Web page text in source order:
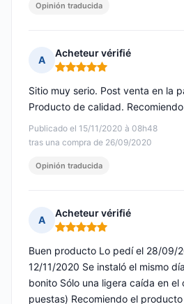
Opinión traducida
A
Acheteur vérifié
Nota: 5 de 5
Publicado el 15/11/2020 à 08h48
tras una compra de 26/09/2020
Sitio muy serio. Post venta en la
Producto de calidad. Recomiendo
Opinión traducida
A
Acheteur vérifié
Nota: 5 de 5
Buen producto Lo pedí el 28/09/
12/11/2020 Se instaló el mismo
bonito Sólo una ligera caída en
puestas) Recomiendo el producto